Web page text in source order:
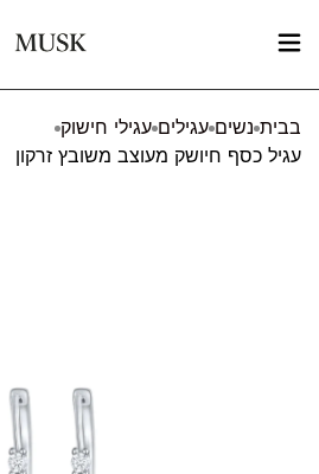
בבית נשים עגילים עגילי חישוק
עגיל כסף חיושק מעוצב משובץ זרקון